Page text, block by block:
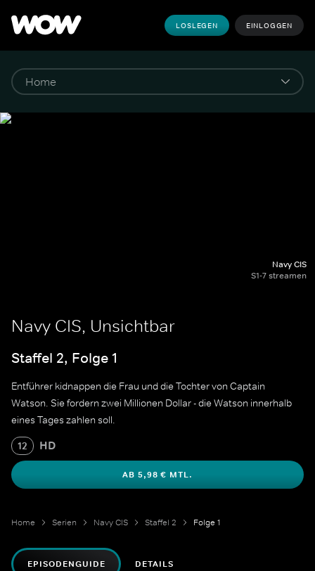
LOSLEGEN EINLOGGEN
Navy CIS
S1-7 streamen
Navy CIS, Unsichtbar
Staffel 2, Folge 1
Entführer kidnappen die Frau und die Tochter von Captain
Watson. Sie fordern zwei Millionen Dollar - die Watson innerhalb
eines Tages zahlen soll.
12 HD
AB 5,98 € MTL.
Home Serien Navy CIS Staffel 2 Folge 1
EPISODENGUIDE DETAILS